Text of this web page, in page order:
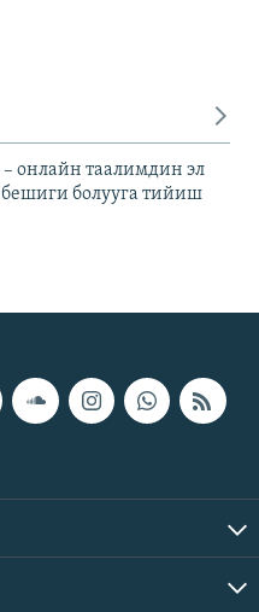
– онлайн таалимдин эл
болууга тийиш